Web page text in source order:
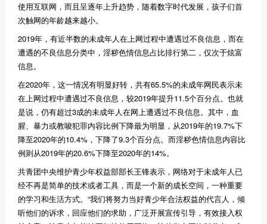
使用互联网，而且呈逐年上升趋势，随着数字时代发展，孩子们首
次触网的年龄越来越小。
2019年，有近半数的未成年人在上网过程中遭遇过不良信息，而在
遭遇的不良信息分类中，淫秽色情信息占比排行第二，仅次于炫富
信息。
在2020年，这一情况有明显好转，共有65.5%的未成年网民表示未
在上网过程中遭遇过不良信息，较2019年提升11.5个百分点。也就
是说，仍有超过3成的未成年人在网上遭遇过不良信息。其中，血
腥、暴力或教唆犯罪内容比例下降最为明显，从2019年的19.7%下
降至2020年的10.4%，下降了9.3个百分点。而淫秽色情信息内容比
例则从2019年的20.6%下降至2020年的14%。
共青团中央维护青少年权益部部长王锋表示，网络对于未成年人已
经不再是简单的技术或者工具，而是一个新的成长空间，一种重要
的学习和生活方式。“我们将努力当好青少年合法权益的代言人，倾
听他们的诉求，回应他们的求助，广泛开展宣传引导，有效接入权